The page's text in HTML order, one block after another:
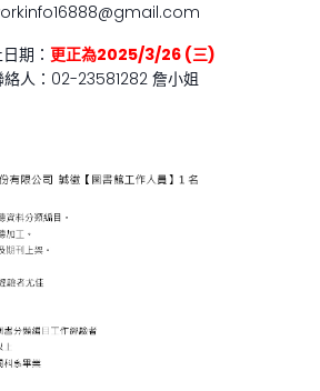
期： 更正為2025/3/26 (三)
絡人：02-23581282 詹小姐